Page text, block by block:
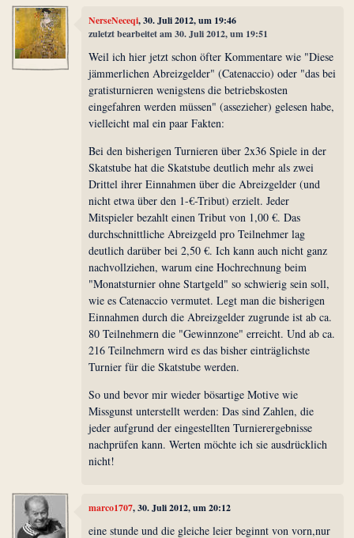
NerseNeceqi, 30. Juli 2012, um 19:46
zuletzt bearbeitet am 30. Juli 2012, um 19:51
Weil ich hier jetzt schon öfter Kommentare wie "Diese
jämmerlichen Abreizgelder" (Catenaccio) oder "das bei
gratisturnieren wenigstens die betriebskosten
eingefahren werden müssen" (assezieher) gelesen habe,
vielleicht mal ein paar Fakten:
Bei den bisherigen Turnieren über 2x36 Spiele in der
Skatstube hat die Skatstube deutlich mehr als zwei
Drittel ihrer Einnahmen über die Abreizgelder (und
nicht etwa über den 1-€-Tribut) erzielt. Jeder
Mitspieler bezahlt einen Tribut von 1,00 €. Das
durchschnittliche Abreizgeld pro Teilnehmer lag
deutlich darüber bei 2,50 €. Ich kann auch nicht ganz
nachvollziehen, warum eine Hochrechnung beim
"Monatsturnier ohne Startgeld" so schwierig sein soll,
wie es Catenaccio vermutet. Legt man die bisherigen
Einnahmen durch die Abreizgelder zugrunde ist ab ca.
80 Teilnehmern die "Gewinnzone" erreicht. Und ab ca.
216 Teilnehmern wird es das bisher einträglichste
Turnier für die Skatstube werden.
So und bevor mir wieder bösartige Motive wie
Missgunst unterstellt werden: Das sind Zahlen, die
jeder aufgrund der eingestellten Turnierergebnisse
nachprüfen kann. Werten möchte ich sie ausdrücklich
nicht!
marco1707, 30. Juli 2012, um 20:12
eine stunde und die gleiche leier beginnt von vorn,nur